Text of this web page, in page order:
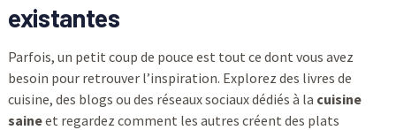
existantes
Parfois, un petit coup de pouce est tout ce dont vous avez
besoin pour retrouver l’inspiration. Explorez des livres de
cuisine, des blogs ou des réseaux sociaux dédiés à la cuisine
saineet regardez comment les autres créent des plats